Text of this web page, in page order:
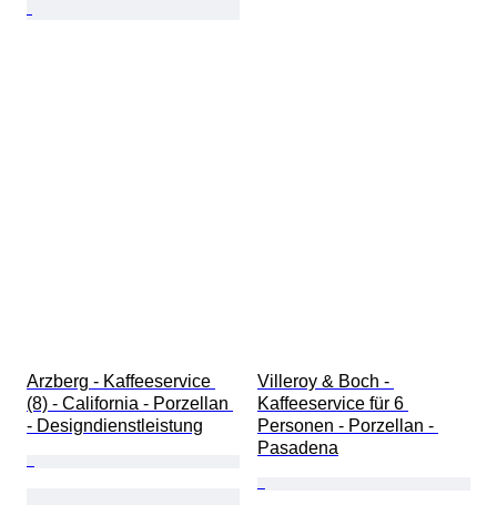
Arzberg - Kaffeeservice
(8) - California - Porzellan
- Designdienstleistung
Villeroy & Boch -
Kaffeeservice für 6
Personen - Porzellan -
Pasadena